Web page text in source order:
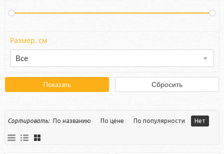
Размер, см
Все
Сортировать: По названию По цене По популярности Нет